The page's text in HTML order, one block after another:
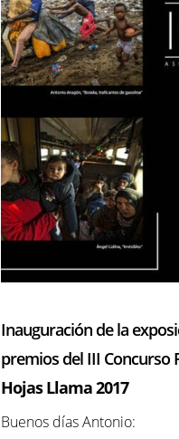
Inauguración de la
premios del III Concurso
Hojas Llama2017
Buenos días Antonio: